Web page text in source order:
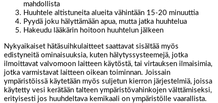
mahdollista
Huuhtele altistuneita alueita vähintään 15-20 minuuttia
Pyydä joku hälyttämään apua, mutta jatka huuhtelua
Hakeudu lääkärin hoitoon huuhtelun jälkeen
Nykyaikaiset hätäsuihkulaitteet saattavat sisältää myös
edistyneitä ominaisuuksia, kuten hälytyssysteemejä, jotka
ilmoittavat valvomoon laitteen käytöstä, tai virtauksen ilmaisimia,
jotka varmistavat laitteen oikean toiminnan. Joissain
ympäristöissä käytetään myös suljetun kierron järjestelmiä, joissa
käytetty vesi kerätään talteen ympäristövahinkojen välttämiseksi,
erityisesti jos huuhdeltava kemikaali on ympäristölle vaarallista.